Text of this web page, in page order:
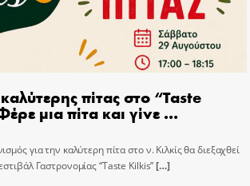
πίτας στο “Taste
μια πίτα και γίνε …
για την καλύτερη πίτα στο ν. Κιλκίς θα διεξαχθεί
Γαστρονομίας “Taste Kilkis”[…]